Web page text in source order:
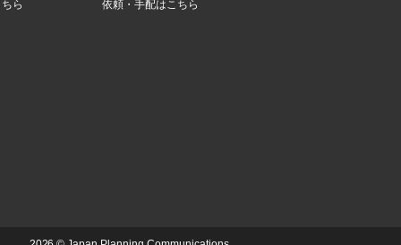
ら
依頼・手配はこちら